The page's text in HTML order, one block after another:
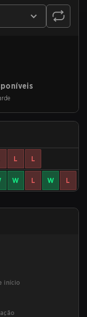
L L
W L W L
início